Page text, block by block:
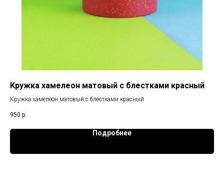
Кружка хамелеон матовый с блестками красный
Кружка хамелеон матовый с блестками красный
950 р.
Подробнее